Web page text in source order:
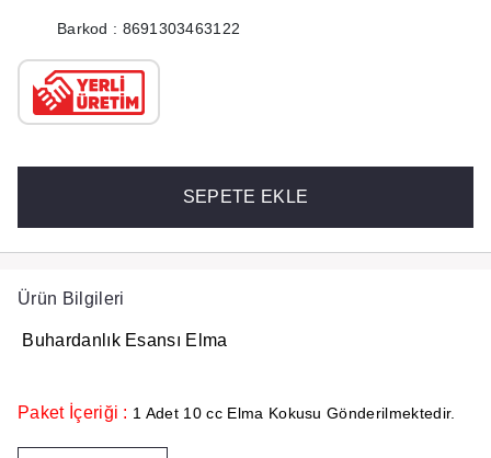
Barkod : 8691303463122
SEPETE EKLE
Ürün Bilgileri
Buhardanlık Esansı Elma
Paket İçeriği : 1 Adet 10 cc Elma Kokusu Gönderilmektedir.